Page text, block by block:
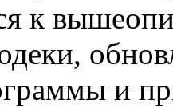
к
и